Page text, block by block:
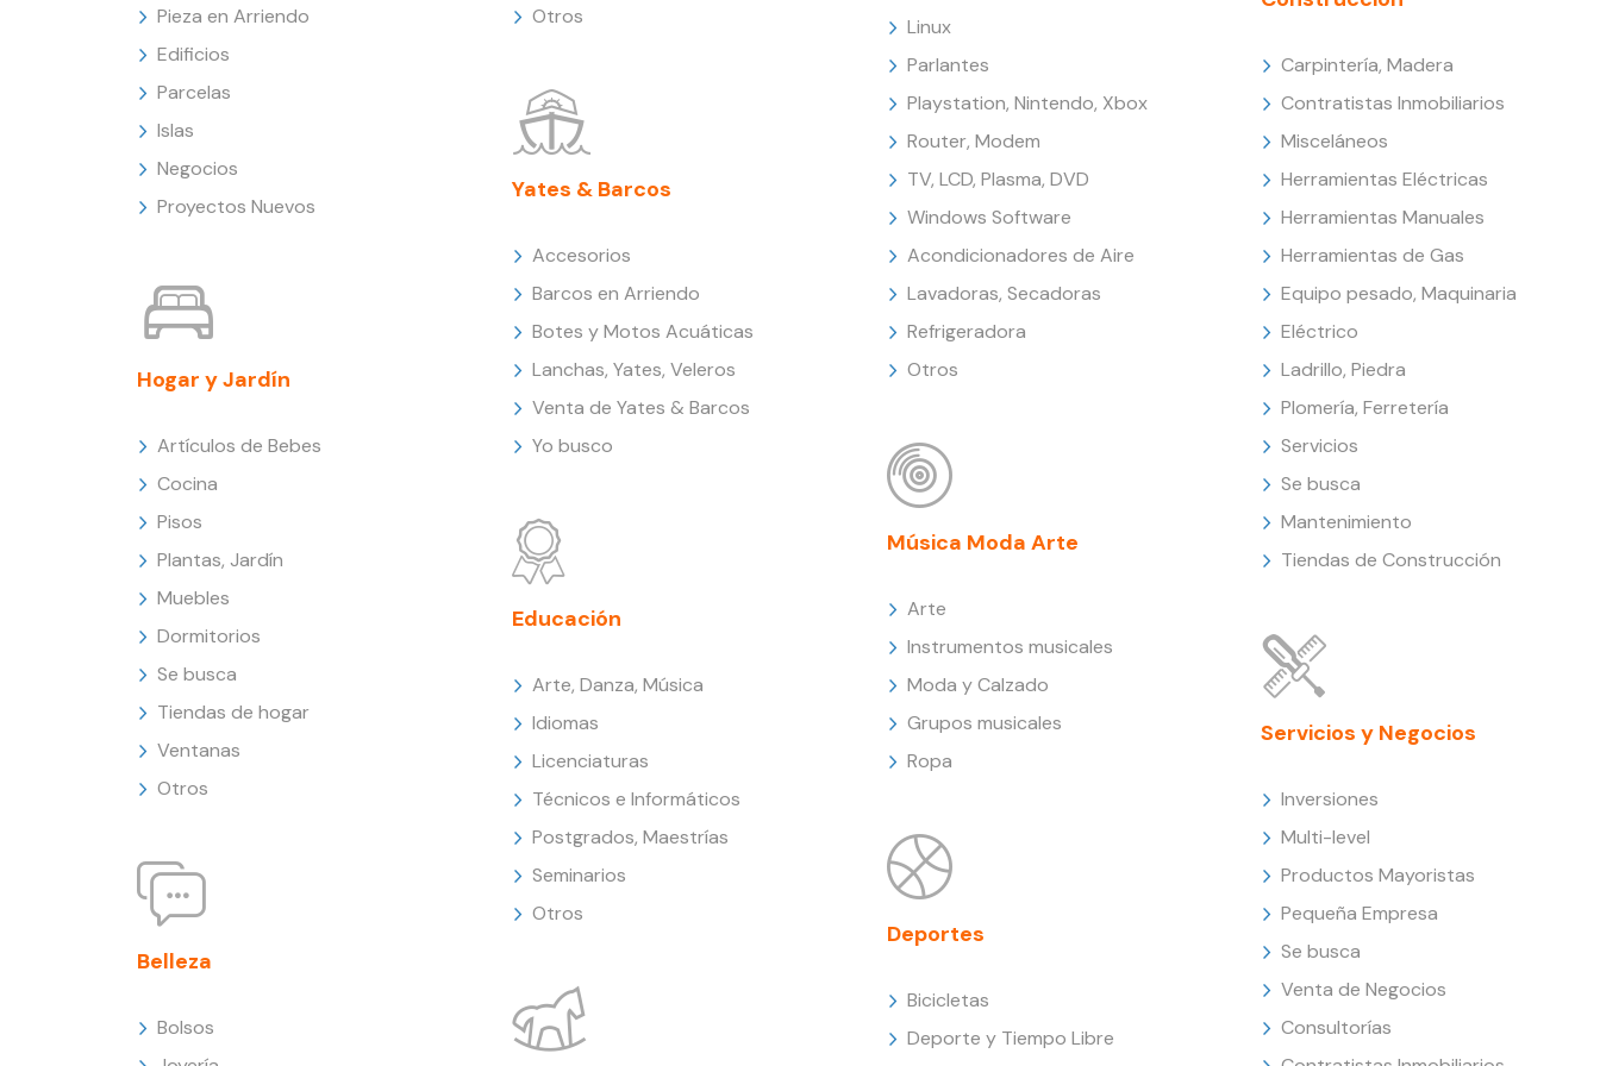
Pieza en Arriendo
Edificios
Parcelas
Islas
Negocios
Proyectos Nuevos
Hogar y Jardín
Artículos de Bebes
Cocina
Pisos
Plantas, Jardín
Muebles
Dormitorios
Se busca
Tiendas de hogar
Ventanas
Otros
Belleza
Bolsos
Otros
Yates & Barcos
Accesorios
Barcos en Arriendo
Botes y Motos Acuáticas
Lanchas, Yates, Veleros
Venta de Yates & Barcos
Yo busco
Educación
Arte, Danza, Música
Idiomas
Licenciaturas
Técnicos e Informáticos
Postgrados, Maestrías
Seminarios
Otros
Linux
Parlantes
Playstation, Nintendo, Xbox
Router, Modem
TV, LCD, Plasma, DVD
Windows Software
Acondicionadores de Aire
Lavadoras, Secadoras
Refrigeradora
Otros
Música Moda Arte
Arte
Instrumentos musicales
Moda y Calzado
Grupos musicales
Ropa
Deportes
Bicicletas
Deporte y Tiempo Libre
Carpintería, Madera
Contratistas Inmobiliarios
Misceláneos
Herramientas Eléctricas
Herramientas Manuales
Herramientas de Gas
Equipo pesado, Maquinaria
Eléctrico
Ladrillo, Piedra
Plomería, Ferretería
Servicios
Se busca
Mantenimiento
Tiendas de Construcción
Servicios y Negocios
Inversiones
Multi-level
Productos Mayoristas
Pequeña Empresa
Se busca
Venta de Negocios
Consultorías